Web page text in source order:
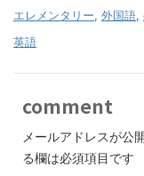
エレメンタリー, 外国語,
英語
comment
メールアドレスが公
る欄は必須項目です